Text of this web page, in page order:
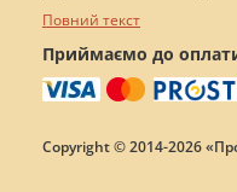
Повний текст
Приймаємо до
Copyright © 2014-2026